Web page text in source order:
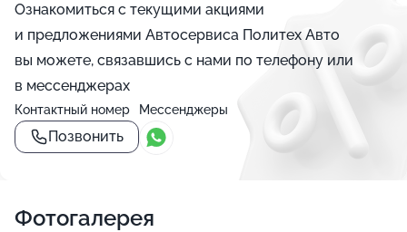
Ознакомиться с текущими акциями
и предложениями Автосервиса Политех Авто
вы можете, связавшись с нами по телефону или
в мессенджерах
Контактный номер
Позвонить
Мессенджеры
Фотогалерея